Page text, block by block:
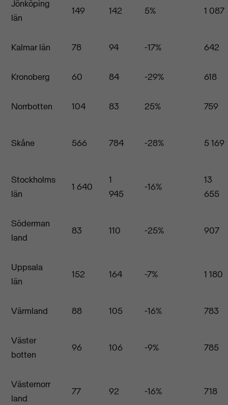
Jönköping
län
149 142 5% 1 087
Kalmar län 78 94 -17% 642
Kronoberg 60 84 -29% 618
Norrbotten 104 83 25% 759
Skåne 566 784 -28% 5 169
Stockholms
län
1 640
1
945
-16%
13
655
Söderman
land
83 110 -25% 907
Uppsala
län
152 164 -7% 1 180
Värmland 88 105 -16% 783
Väster
botten
96 106 -9% 785
Västernorr
land
77 92 -16% 718